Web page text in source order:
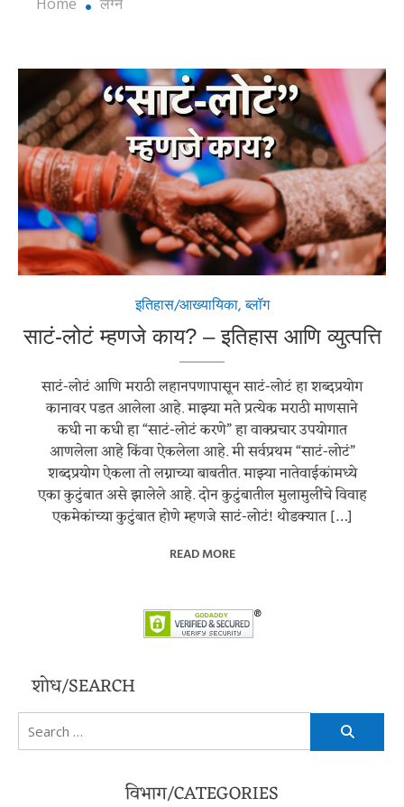
इतिहास/आख्यायिका,ब्लॉग
साटं-लोटं म्हणजे काय? – इतिहास आणि व्युत्पत्ति
साटं-लोटं आणि मराठी लहानपणापासून साटं-लोटं हा शब्दप्रयोग
कानावर पडत आलेला आहे. माझ्या मते प्रत्येक मराठी माणसाने
कधी ना कधी हा “साटं-लोटं करणे” हा वाक्प्रचार उपयोगात
आणलेला आहे किंवा ऐकलेला आहे. मी सर्वप्रथम “साटं-लोटं”
शब्दप्रयोग ऐकला तो लग्नाच्या बाबतीत. माझ्या नातेवाईकांमध्ये
एका कुटुंबात असे झालेले आहे. दोन कुटुंबातील मुलामुलींचे विवाह
एकमेकांच्या कुटुंबात होणे म्हणजे साटं-लोटं! थोडक्यात […]
READ MORE
शोध/SEARCH
Search
for:
विभाग/CATEGORIES